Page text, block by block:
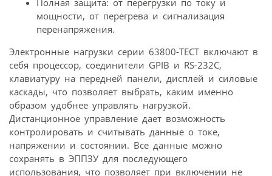
мощности, от перегрева и сигнализация
перенапряжения.
Электронные нагрузки серии 63800-ТЕСТ включают в
себя процессор, соединители GPIB и RS-232C,
клавиатуру на передней панели, дисплей и силовые
каскады, что позволяет выбрать, каким именно
образом удобнее управлять нагрузкой.
Дистанционное управление дает возможность
контролировать и считывать данные о токе,
напряжении и состоянии. Все данные можно
сохранять в ЭППЗУ для последующего
использования, что позволяет при включении не